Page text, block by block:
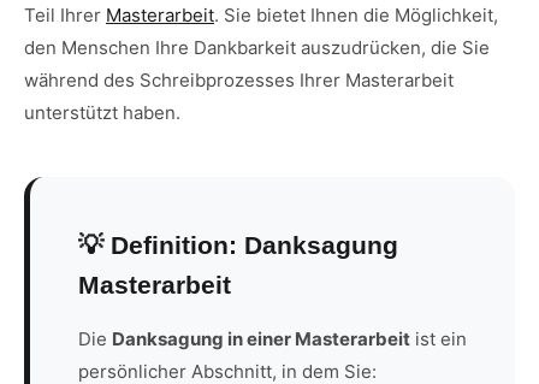
Teil Ihrer Masterarbeit. Sie bietet Ihnen die Möglichkeit,
den Menschen Ihre Dankbarkeit auszudrücken, die Sie
während des Schreibprozesses Ihrer Masterarbeit
unterstützt haben.
💡 Definition: Danksagung
Masterarbeit
Die Danksagung in einer Masterarbeit ist ein
persönlicher Abschnitt, in dem Sie: